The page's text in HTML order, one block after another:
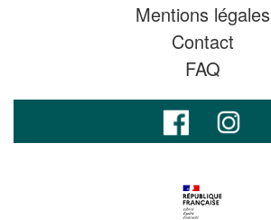
Mentions légales
Contact
FAQ